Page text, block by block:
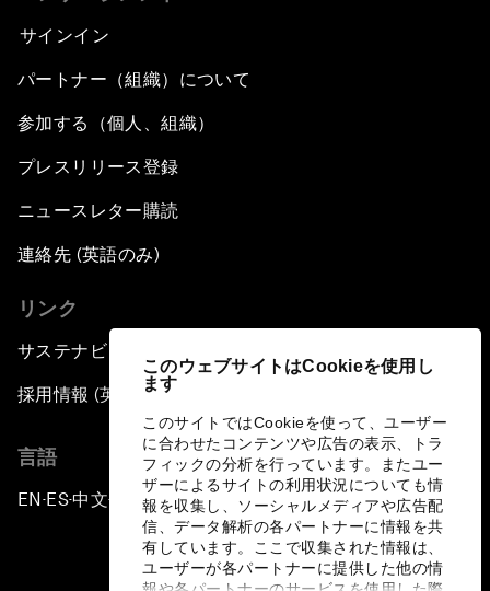
このウェブサイトはCookieを使用し
ます
このサイトではCookieを使って、ユーザー
に合わせたコンテンツや広告の表示、トラ
フィックの分析を行っています。またユー
ザーによるサイトの利用状況についても情
報を収集し、ソーシャルメディアや広告配
信、データ解析の各パートナーに情報を共
有しています。ここで収集された情報は、
ユーザーが各パートナーに提供した他の情
サインイン
パートナー（組織）について
参加する（個人、組織）
プレスリリース登録
ニュースレター購読
連絡先 (英語のみ)
リンク
サステナビリティへの取り組み
採用情報 (英語のみ)
言語
EN ▪ ES▪中文▪ 日本語